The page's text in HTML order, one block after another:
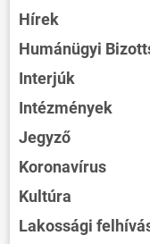
Hírek
Humánügyi
Interjúk
Intézmények
Jegyző
Koronavírus
Kultúra
Lakossági